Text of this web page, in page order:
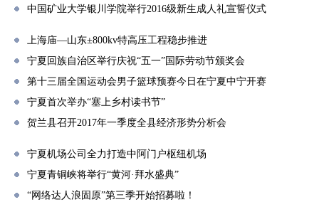
中国矿业大学银川学院举行2016级新生成人礼宣誓仪式
上海庙—山东±800kv特高压工程稳步推进
宁夏回族自治区举行庆祝“五一”国际劳动节颁奖会
第十三届全国运动会男子篮球预赛今日在宁夏中宁开赛
宁夏首次举办“塞上乡村读书节”
贺兰县召开2017年一季度全县经济形势分析会
宁夏机场公司全力打造中阿门户枢纽机场
宁夏青铜峡将举行“黄河·拜水盛典”
“网络达人浪固原”第三季开始招募啦！